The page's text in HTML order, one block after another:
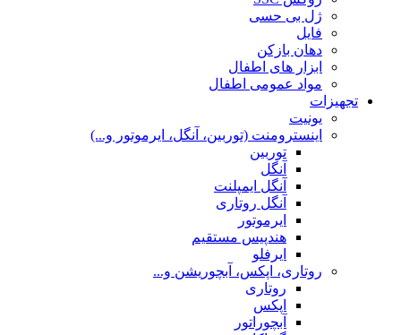
ژل بی حسی
فایل
دهان بازکن
ابزار های اطفال
مواد عمومی اطفال
تجهیزات
یونیت
اینسترومنت (توربین، آنگل، ایرموتور و...)
توربین
آنگل
آنگل ایمپلنت
آنگل روتاری
ایرموتور
هندپیس مستقیم
ایرفلو
روتاری، اپکس، آبچوریشن و...
روتاری
اپکس
آبچوراتور